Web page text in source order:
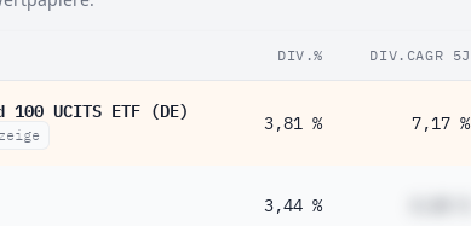
DIV.% DIV.CAGR 5J
UCITS ETF (DE)
3,81 % 7,17 %
3,44 %